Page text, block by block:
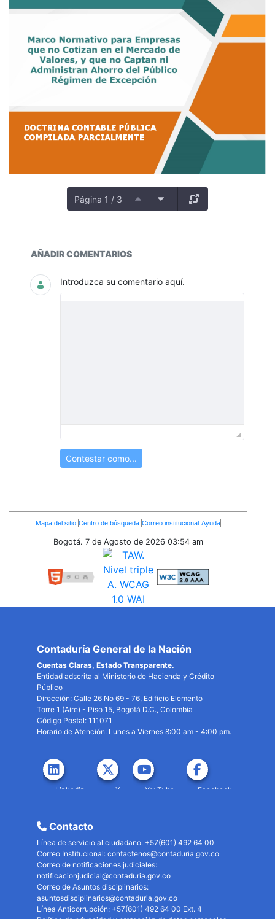
Página 1 / 3
Catálogo General de Cuentas
AÑADIR COMENTARIOS
Introduzca su comentario aquí.
Contestar como...
Enlaces
Inferiores
Mapa del sitio Centro de búsqueda Correo institucional Ayuda
Bogotá. 7 de Agosto de 2026 03:54 am
Contaduría General de la Nación
Cuentas Claras, Estado Transparente.
Entidad adscrita al Ministerio de Hacienda y Crédito
Público
Dirección: Calle 26 No 69 - 76, Edificio Elemento
Torre 1 (Aire) - Piso 15, Bogotá D.C., Colombia
Código Postal: 111071
Horario de Atención: Lunes a Viernes 8:00 am - 4:00 pm.
Linkedin X YouTube Facebook
Contacto
Línea de servicio al ciudadano: +57(601) 492 64 00
Correo Institucional: contactenos@contaduria.gov.co
Correo de notificaciones judiciales:
notificacionjudicial@contaduria.gov.co
Correo de Asuntos disciplinarios:
asuntosdisciplinarios@contaduria.gov.co
Línea Anticorrupción: +57(601) 492 64 00 Ext. 4